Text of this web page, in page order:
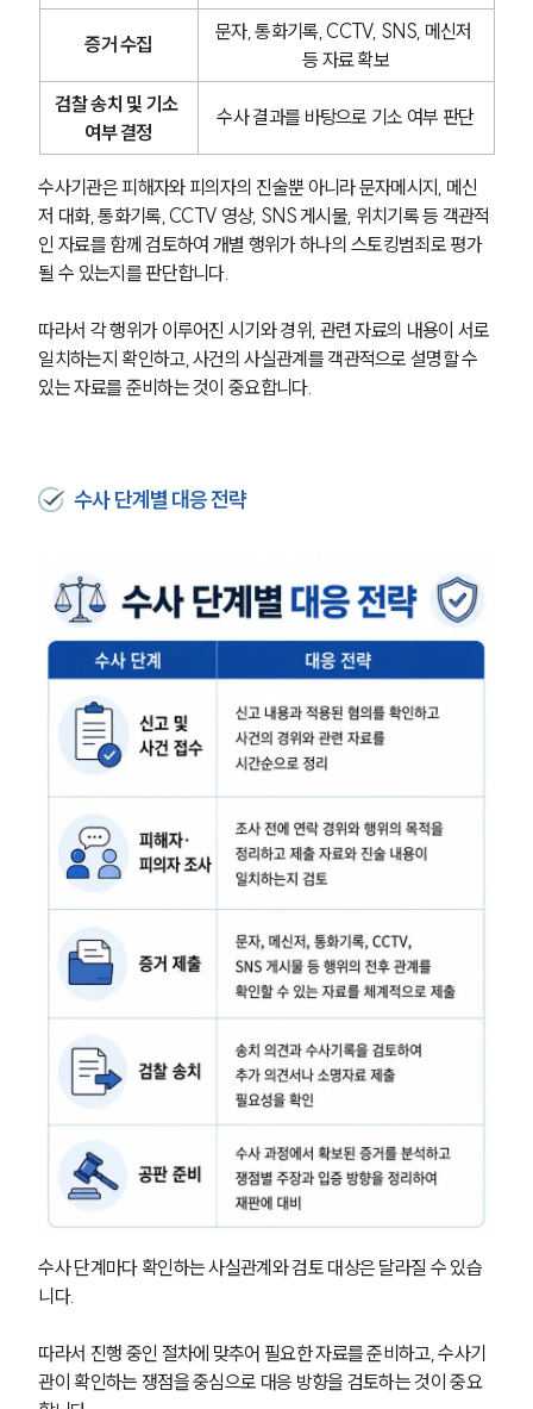
그룹소개
그룹소개
대륜의 강점
오시는 길
글로벌 파트너 로펌
고객의 소리
업무사례
증거 수집
문자, 통화기록, CCTV, SNS, 메신저
등 자료 확보
검찰 송치 및 기소
여부 결정
수사 결과를 바탕으로 기소 여부 판단
수사기관은 피해자와 피의자의 진술뿐 아니라 문자메시지, 메신
저 대화, 통화기록, CCTV 영상, SNS 게시물, 위치기록 등 객관적
인 자료를 함께 검토하여 개별 행위가 하나의 스토킹범죄로 평가
될 수 있는지를 판단합니다.
따라서 각 행위가 이루어진 시기와 경위, 관련 자료의 내용이 서로
일치하는지 확인하고, 사건의 사실관계를 객관적으로 설명할 수
있는 자료를 준비하는 것이 중요합니다.
수사 단계별 대응 전략
수사 단계마다 확인하는 사실관계와 검토 대상은 달라질 수 있습
니다.
따라서 진행 중인 절차에 맞추어 필요한 자료를 준비하고, 수사기
관이 확인하는 쟁점을 중심으로 대응 방향을 검토하는 것이 중요